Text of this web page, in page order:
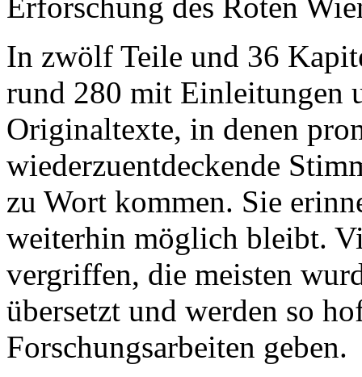
In zwölf Teile und 36
rund 280 mit Einleitungen
Originaltexte, in denen
wiederzuentdeckende
zu Wort kommen. Sie
weiterhin möglich bleibt.
vergriffen, die meisten
übersetzt und werden so
Forschungsarbeiten geben.